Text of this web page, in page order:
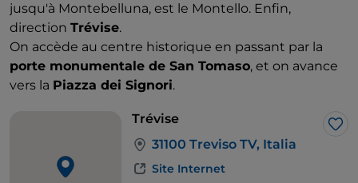
jusqu'à Montebelluna, est le Montello. Enfin,
direction Trévise.
On accède au centre historique en passant par la
porte monumentale de San Tomaso, et on avance
vers la Piazza dei Signori.
Trévise
31100 Treviso TV, Italia
Site Internet